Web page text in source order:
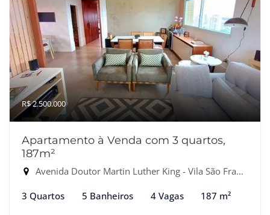
R$ 2.500.000
Apartamento à Venda com 3 quartos,
187m²
Avenida Doutor Martin Luther King - Vila São Francisco, Osasco-SP
3 Quartos 5 Banheiros 4 Vagas 187 m²